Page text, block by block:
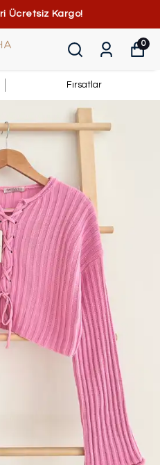
Ücretsiz Kargo!
0
Fırsatlar